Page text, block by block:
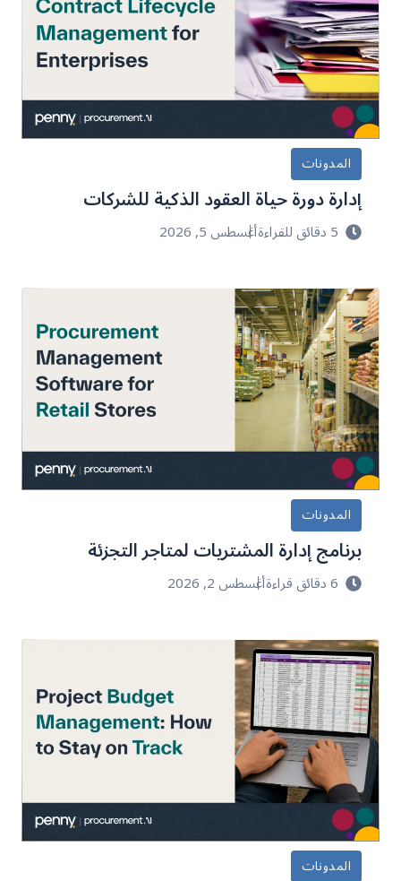
المدونات
إدارة دورة حياة العقود الذكية للشركات
5 دقائق للقراءة أغسطس 5, 2026
المدونات
برنامج إدارة المشتريات لمتاجر التجزئة
6 دقائق قراءة أغسطس 2, 2026
المدونات